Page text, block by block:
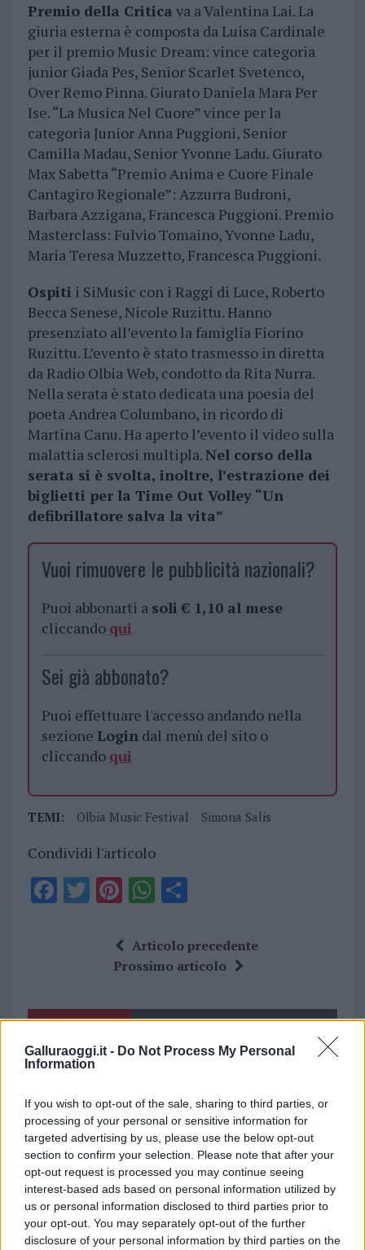
Galluraoggi.it - Do Not Process My Personal
Information
If you wish to opt-out of the sale, sharing to third parties, or
processing of your personal or sensitive information for
targeted advertising by us, please use the below opt-out
section to confirm your selection. Please note that after your
opt-out request is processed you may continue seeing
interest-based ads based on personal information utilized by
us or personal information disclosed to third parties prior to
your opt-out. You may separately opt-out of the further
disclosure of your personal information by third parties on the
Premio della Critica va a Valentina Lai. La
giuria esterna è composta da Luisa Cardinale
per il premio Music Dream: vince categoria
junior Giada Pes, Senior Scarlet Svetenco,
Over Remo Pinna. Giurato Daniela Mara Per
Ise. “La Musica Nel Cuore” vince per la
categoria Junior Anna Puggioni, Senior
Camilla Madau, Senior Yvonne Ladu. Giurato
Max Sabetta “Premio Anima e Cuore Finale
Cantagiro Regionale”: Azzurra Budroni,
Barbara Azzigana, Francesca Puggioni. Premio
Masterclass: Fulvio Tomaino, Yvonne Ladu,
Maria Teresa Muzzetto, Francesca Puggioni.
Ospiti i SiMusic con i Raggi di Luce, Roberto
Becca Senese, Nicole Ruzittu. Hanno
presenziato all’evento la famiglia Fiorino
Ruzittu. L’evento è stato trasmesso in diretta
da Radio Olbia Web, condotto da Rita Nurra.
Nella serata è stato dedicata una poesia del
poeta Andrea Columbano, in ricordo di
Martina Canu. Ha aperto l’evento il video sulla
malattia sclerosi multipla.Nel corso della
serata si è svolta, inoltre, l’estrazione dei
biglietti per la Time Out Volley “Un
defibrillatore salva la vita”
Vuoi rimuovere le pubblicità nazionali?
Puoi abbonarti a soli € 1,10 al mese
cliccando qui
Sei già abbonato?
Puoi effettuare l'accesso andando nella
sezione Logindal menù del sito o
cliccando qui
TEMI: Olbia Music Festival Simona Salis
Condividi l'articolo
F
o
k
T Pi
te
re
W
at
s
p
p
S
a
re
Articolo precedente
Prossimo articolo
bussano alle porte
Notre-Dame de Paris conquista Olbia, la prima
al Molo Brin è un successo
Strada Sassari-Olbia, incidente all’alba: ferito il
conducente